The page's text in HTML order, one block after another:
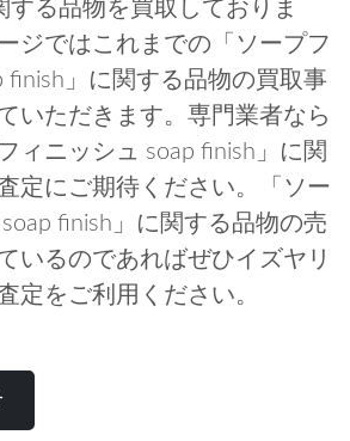
する品物を買取しておりま
ジではこれまでの「ソープフ
finish」に関する品物の買取事
いただきます。専門業者なら
ィニッシュ soap finish」に関
定にご期待ください。「ソー
finish」に関する品物の売
いるのであればぜひイズヤリ
定をご利用ください。